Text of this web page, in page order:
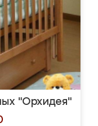
"Орхидея"